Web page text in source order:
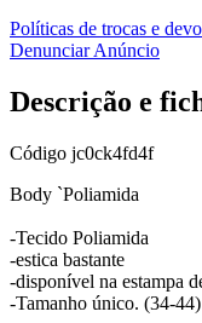
Políticas de trocas e
Denunciar Anúncio
Descrição e
Código jc0ck4fd4f
Body `Poliamida
-Tecido Poliamida
-estica bastante
-disponível na estampa
-Tamanho único. (34-44)